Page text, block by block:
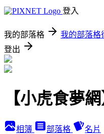
登入
我的部落格 我的部落格
登出
【小虎食夢
相簿 部落格 名片